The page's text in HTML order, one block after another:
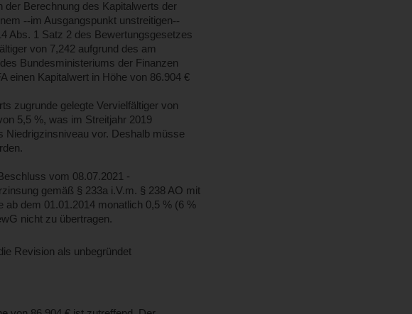
der Berechnung des Kapitalwerts der
‑‑im Ausgangspunkt unstreitigen‑‑
Abs. 1 Satz 2 des Bewertungsgesetzes
von 7,242 aufgrund des am
Bundesministeriums der Finanzen
einen Kapitalwert in Höhe von 86.904 €
zugrunde gelegte Vervielfältiger von
5,5 %, was im Streitjahr 2019
Niedrigzinsniveau vor. Deshalb müsse
vom 08.07.2021 -
gemäß § 233a i.V.m. § 238 AO mit
dem 01.01.2014 monatlich 0,5 % (6 %
nicht zu übertragen.
Revision als unbegründet